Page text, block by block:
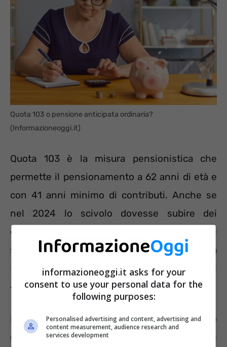
Quota 103 o pensione anticipata ordinaria?
(Informazioneoggi.it)
Quota 103 è la misura pensionistica che
permette il pensionamento a 62 anni di età e
con 41 anni minimo di contributi. Anche se
nel 2024 lo scivolo dovesse subire dei
cambiamenti diventando Quota 104 a variare
sarebbe il requisito anagrafico – 63 anni di età
– e non quello contributivo che resterebbe di
41 anni.
La pensione anticipata della Fornero
garantisce il pensionamento con 41 anni e
informazioneoggi.it asks for your
consent to use your personal data for the
following purposes:
Personalised advertising and content, advertising and
content measurement, audience research and
services development